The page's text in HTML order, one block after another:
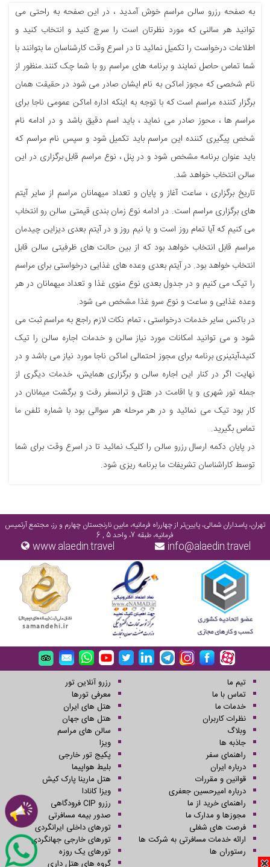
به صفحه رزرو سالن مراسم خوش آمدید ، در این صفحه به راحتی می
توانید هر سالنی که مورد نظرتان است را سرچ کنید و انتخاب کنید و
اطلاعات درخواست را تکمیل نمائید تا در اسرع وقت کارشناسان ما بتوانند با
شما تماس حاصل نمایند و برنامه های مراسم رو با شما چک کنند.منظور از
نام شخصی که مجوز اماکن به نام ایشان صادر می شود در حقیقت همان
برگزار کننده مراسم است که با توجه به اینکه اداره اماکن عمومی ناجا برای
مراسم ها ، محوز صادر می نماید ، باید اسم دقیق باشد و در ادامه نام
شخص پیگیری کننده این مراسم باید تکمیل شود و سپس نام مراسم که
باید عنوان برنامه مشخص شود و در پنل ، نوع مراسم قابل برگزاری در این
سالن انتخاب خواهد شد.
تاریخ برگزاری ، ساعت آغاز و پایان و تعداد میهمانان مراسم از سایر آیتم
های برگزاری مراسم است. در ادامه نوع زمان بندی قیمتی سالن رو انتخاب
می کنیم که آیا تمام روز است و یا نیم روز و در آیتم بعدی دیزاین چیدمان
مراسم قابل انتخاب خواهد بود که از بین حالت های ظرفیتی سالن قابل
انتخاب خواهد بود. در آیتم بعدی وعده های غذایی درخواستی برای مراسم
را تیک می کنیم و در جدول بعدی نوع منوی غذا و تعداد میهمانان در هر
وعده غذایی و ساعت و نوع سرو غذا مشخص می شود.
در باکس سایر خدمات درخواستی ، تمام نکات لازم راجع به مراسم ثبت می
شود و می توانید امکانات مورد نیاز سالن و خدمات اجاره سالن را تیک
کنید،آیتینری برنامه برای مجوز احتمالی اماکن ناجا مورد نیاز می باشد و در
نهایت اگر در کنار این اجاره سالن و برگزاری همایش، خدمات دیگری از
جمله تور شهری و یا اقامت در هتل و ترانسفر رفت و برگشت میمانان در
کار بود تیک می نمائید و در هر مرحله هر سوالی بود با شماره تلفن ما
تماس بگیرید.
در پایان دکمه ارسال رزرو سالن را کلیک نمائید تا در اسرع وقت برای شما
توسط کاراشناسان تشریفات ما برنامه ریزی شود.
تهران، پاسداران شمالی، پایین‌تر از چهارراه فرمانیه، مابین نارنجستان چهارم و رز، مجتمع آرتمیس
فرمانیه، طبقه 7، واحد 5 , 6
info@alaedin.travel
www.alaedin.travel
تیم ما
تماس با ما
خدمات ما
نظرات کاربران
وبلاگ
جاذبه ها
راهنمای سفر
درباره ایران
قوانین و مقررات
درباره امیرحسین جعفری
راهنمای خرید از ما
مجوزها و مدارک ما
فرصت های شغلی
ارائه خدمات مسافرتی به شرکت ها
رستوران ها
رزرو آنلاین تور
معرفی تورها
هتل های ایران
هتل های جهان
سالن های مراسم
ویزا
پکیج تور خارجی
بلیط هواپیما
هتل مارینا پارک کیش
ویزا کانادا
رزرو CIP فرودگاهی
صدور بیمه مسافرتی
تورهای داخلی ایرانگردی
تورهای خارجی جهانگردی
تورهای یک روزه
گروه های هتل داری